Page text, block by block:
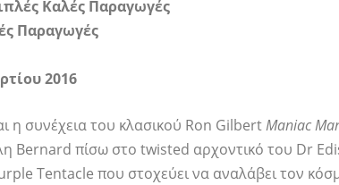
Καλές Παραγωγές
Παραγωγές
2016
η συνέχεια του κλασικού Ron GilbertManiac
Bernard πίσω στο twisted αρχοντικό του Dr
Tentacle που στοχεύει να αναλάβει τον